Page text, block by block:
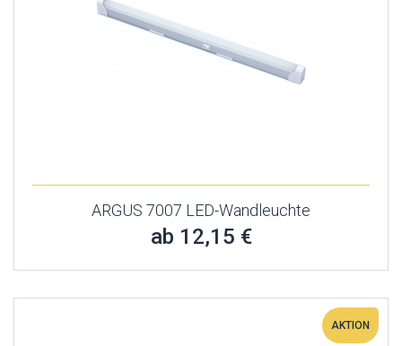
ARGUS 7007 LED-Wandleuchte
ab 12,15 €
AKTION